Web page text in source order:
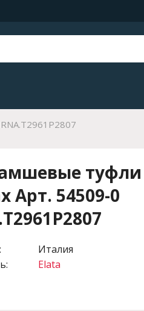
туфли
Арт. 54509-0
Италия
Elata